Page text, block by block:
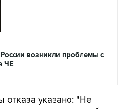
возникли проблемы с
ЧЕ
отказа указано: "Не